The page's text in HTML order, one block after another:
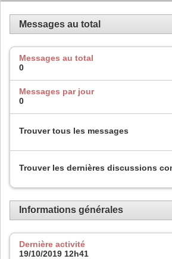
Messages au total
Messages au total
0
Messages par jour
0
Trouver tous les messages
Trouver les dernières discussions
Informations générales
Dernière activité
19/10/2019 12h41